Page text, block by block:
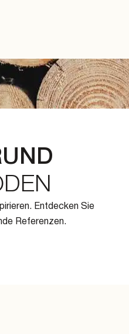
Entdecken Sie
Referenzen.